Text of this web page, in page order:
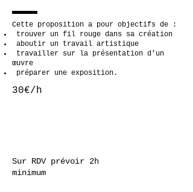
Cette proposition a pour objectifs de :
trouver un fil rouge dans sa création
aboutir un travail artistique
travailler sur la présentation d’un
œuvre
préparer une exposition.
30€/h
Sur RDV prévoir 2h
minimum